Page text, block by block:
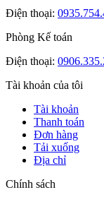
Điện thoại:
Phòng Kế toán
Điện thoại:
Tài khoản của tôi
Tài khoản
Thanh toán
Đơn hàng
Tải xuống
Địa chỉ
Chính sách